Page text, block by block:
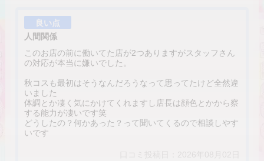
良い点
人間関係
このお店の前に働いてた店が2つありますがスタッフさん
の対応が本当に嫌いでした。
秋コスも最初はそうなんだろうなって思ってたけど全然違
いました
体調とか凄く気にかけてくれますし店長は顔色とかから察
する能力が凄いです笑
どうしたの？何かあった？って聞いてくるので相談しやす
いです